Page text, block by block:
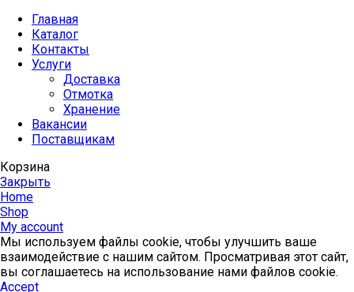
Главная
Каталог
Контакты
Услуги
Доставка
Отмотка
Хранение
Вакансии
Поставщикам
Корзина
Закрыть
Home
Shop
My account
Мы используем файлы cookie, чтобы улучшить ваше
взаимодействие с нашим сайтом. Просматривая этот сайт,
вы соглашаетесь на использование нами файлов cookie.
Accept